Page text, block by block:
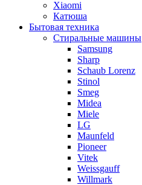
Xiaomi
Катюша
Бытовая техника
Стиральные машины
Samsung
Sharp
Schaub Lorenz
Stinol
Smeg
Midea
Miele
LG
Maunfeld
Pioneer
Vitek
Weissgauff
Willmark